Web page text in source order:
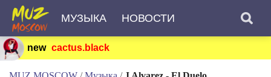
МУЗЫКА НОВОСТИ
new cactus.black